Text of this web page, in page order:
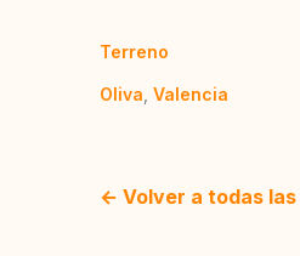
Terreno
Oliva Valencia
← Volver a todas